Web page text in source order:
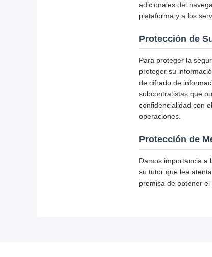
adicionales del
plataforma y a los
Protección de
Para proteger la
proteger su
de cifrado de
subcontratistas que
confidencialidad con
operaciones.
Protección de
Damos importancia a
su tutor que lea
premisa de obtener